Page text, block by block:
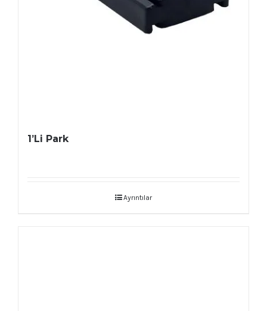
1’Li Park
Ayrıntılar